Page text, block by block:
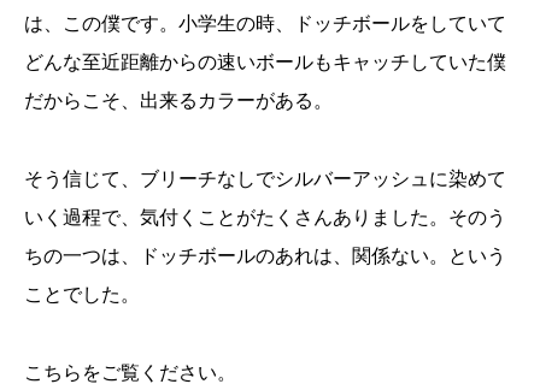
は、この僕です。小学生の時、ドッチボールをしていて
どんな至近距離からの速いボールもキャッチしていた僕
だからこそ、出来るカラーがある。
そう信じて、ブリーチなしでシルバーアッシュに染めて
いく過程で、気付くことがたくさんありました。そのう
ちの一つは、ドッチボールのあれは、関係ない。という
ことでした。
こちらをご覧ください。